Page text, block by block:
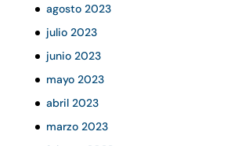
agosto 2023
julio 2023
junio 2023
mayo 2023
abril 2023
marzo 2023